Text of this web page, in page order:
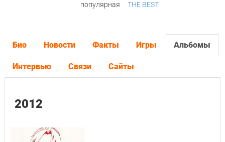
популярная
THE BEST
Био Новости Факты Игры Альбомы
Интервью Связи Сайты
2012